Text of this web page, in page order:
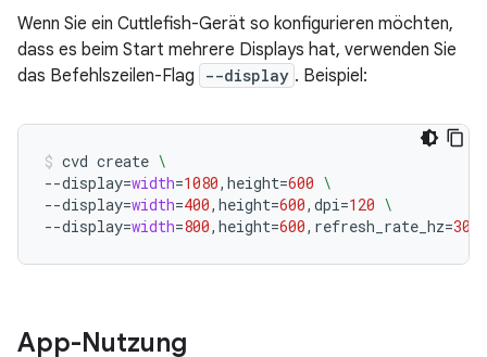
Wenn Sie ein Cuttlefish-Gerät so konfigurieren möchten,
dass es beim Start mehrere Displays hat, verwenden Sie
das Befehlszeilen-Flag
--display . Beispiel:
cvd create \
--display=width=1080,height=600 \
--display=width=400,height=600,dpi=120 \
--display=width=800,height=600,refresh_rate_hz=30
App-Nutzung